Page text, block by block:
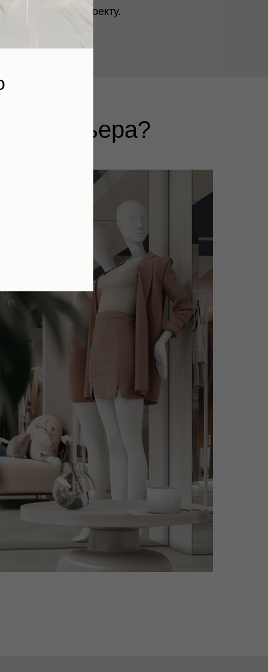
работ проекту.
интерьера?